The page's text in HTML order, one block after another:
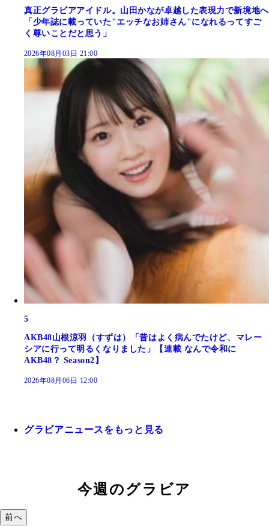
真正グラビアアイドル。山田かなが卓越した表現力で新境地へ
「少年誌に載っていた"エッチなお姉さん"になれるってすご
く尊いことだと思う」
2026年08月03日 21:00
5
AKB48山根涼羽（すずは）「昔はよく病んでたけど、マレー
シアに行って明るくなりました」【連載 なんで令和に
AKB48？ Season2】
2026年08月06日 12:00
グラビアニュースをもっと見る
今週のグラビア
前へ